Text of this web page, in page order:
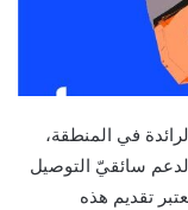
في المنطقة،
سائقيّ التوصيل
تقديم هذه